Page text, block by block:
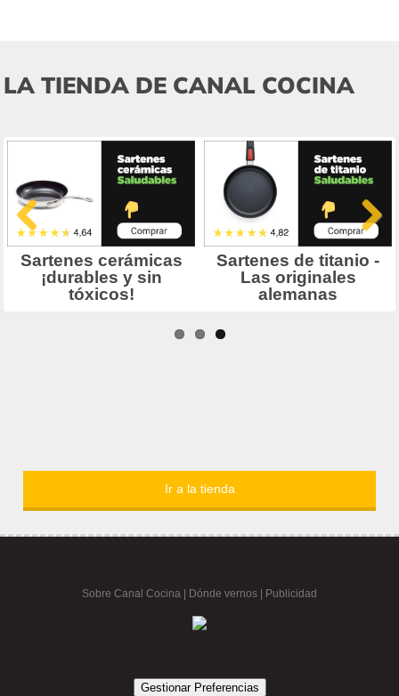
LA TIENDA DE CANAL COCINA
Ir a la tienda
Sobre Canal Cocina Dónde vernos | Publicidad
Gestionar Preferencias